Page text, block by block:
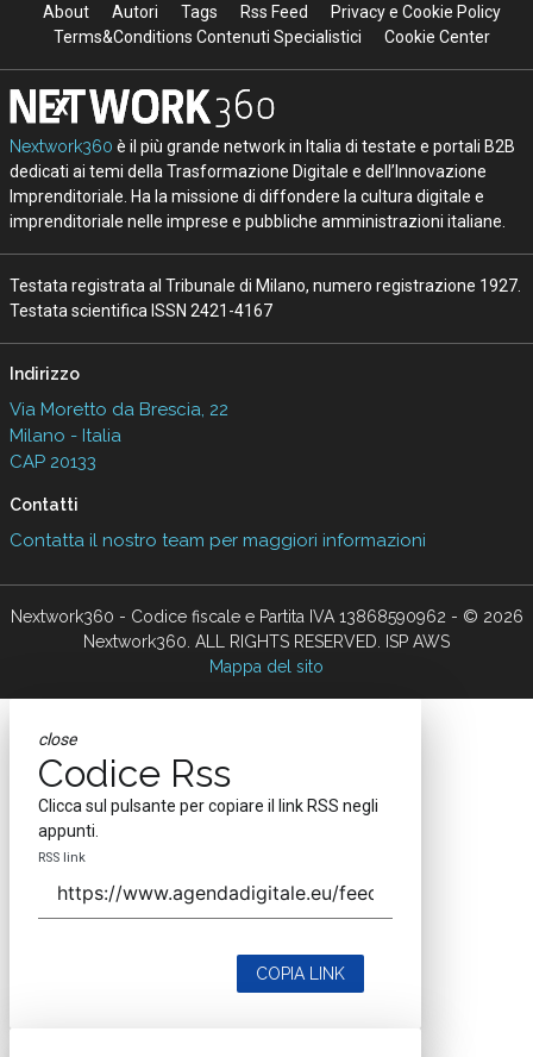
About Autori Tags Rss Feed
Privacy e Cookie Policy
Terms&Conditions Contenuti Specialistici
Cookie Center
Nextwork360 è il più grande network in Italia di testate e portali B2B
dedicati ai temi della Trasformazione Digitale e dell’Innovazione
Imprenditoriale. Ha la missione di diffondere la cultura digitale e
imprenditoriale nelle imprese e pubbliche amministrazioni italiane.
Testata registrata al Tribunale di Milano, numero registrazione 1927.
Testata scientifica ISSN 2421-4167
Indirizzo
Via Moretto da Brescia, 22
Milano - Italia
CAP 20133
Contatti
Contatta il nostro team per maggiori informazioni
Nextwork360 - Codice fiscale e Partita IVA 13868590962 - © 2026
Nextwork360. ALL RIGHTS RESERVED. ISP AWS
Mappa del sito
close
Codice Rss
Clicca sul pulsante per copiare il link RSS negli
appunti.
RSS link
COPIA LINK